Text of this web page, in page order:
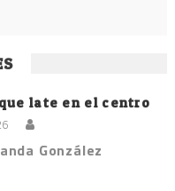
late en el centro
González